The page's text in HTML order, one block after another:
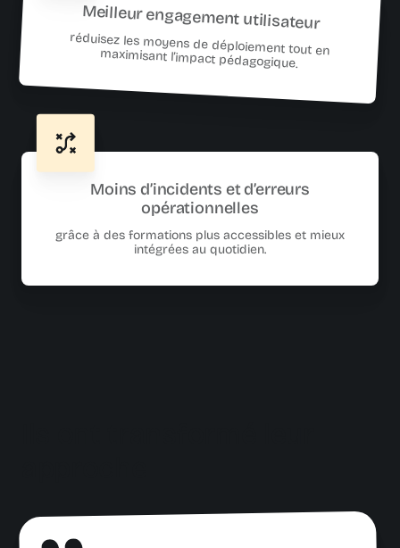
Meilleur engagement utilisateur
réduisez les moyens de déploiement tout en
maximisant l’impact pédagogique.
Moins d’incidents et d’erreurs
opérationnelles
grâce à des formations plus accessibles et mieux
intégrées au quotidien.